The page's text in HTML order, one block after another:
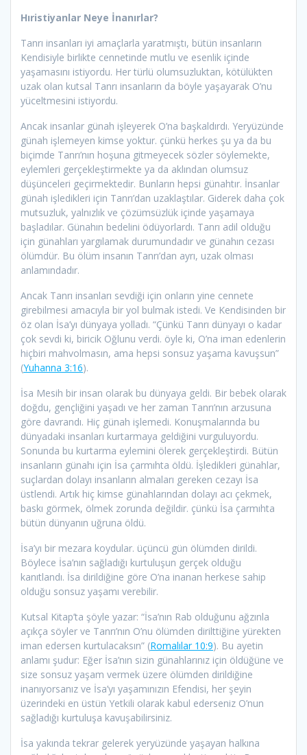
Hıristiyanlar Neye İnanırlar?
Tanrı insanları iyi amaçlarla yaratmıştı, bütün insanların
Kendisiyle birlikte cennetinde mutlu ve esenlik içinde
yaşamasını istiyordu. Her türlü olumsuzluktan, kötülükten
uzak olan kutsal Tanrı insanların da böyle yaşayarak O’nu
yüceltmesini istiyordu.
Ancak insanlar günah işleyerek O’na başkaldırdı. Yeryüzünde
günah işlemeyen kimse yoktur. çünkü herkes şu ya da bu
biçimde Tanrı’nın hoşuna gitmeyecek sözler söylemekte,
eylemleri gerçekleştirmekte ya da aklından olumsuz
düşünceleri geçirmektedir. Bunların hepsi günahtır. İnsanlar
günah işledikleri için Tanrı’dan uzaklaştılar. Giderek daha çok
mutsuzluk, yalnızlık ve çözümsüzlük içinde yaşamaya
başladılar. Günahın bedelini ödüyorlardı. Tanrı adil olduğu
için günahları yargılamak durumundadır ve günahın cezası
ölümdür. Bu ölüm insanın Tanrı’dan ayrı, uzak olması
anlamındadır.
Ancak Tanrı insanları sevdiği için onların yine cennete
girebilmesi amacıyla bir yol bulmak istedi. Ve Kendisinden bir
öz olan İsa’yı dünyaya yolladı. “Çünkü Tanrı dünyayı o kadar
çok sevdi ki, biricik Oğlunu verdi. öyle ki, O’na iman edenlerin
hiçbiri mahvolmasın, ama hepsi sonsuz yaşama kavuşsun”
(Yuhanna 3:16).
İsa Mesih bir insan olarak bu dünyaya geldi. Bir bebek olarak
doğdu, gençliğini yaşadı ve her zaman Tanrı’nın arzusuna
göre davrandı. Hiç günah işlemedi. Konuşmalarında bu
dünyadaki insanları kurtarmaya geldiğini vurguluyordu.
Sonunda bu kurtarma eylemini ölerek gerçekleştirdi. Bütün
insanların günahı için İsa çarmıhta öldü. İşledikleri günahlar,
suçlardan dolayı insanların almaları gereken cezayı İsa
üstlendi. Artık hiç kimse günahlarından dolayı acı çekmek,
baskı görmek, ölmek zorunda değildir. çünkü İsa çarmıhta
bütün dünyanın uğruna öldü.
İsa’yı bir mezara koydular. üçüncü gün ölümden dirildi.
Böylece İsa’nın sağladığı kurtuluşun gerçek olduğu
kanıtlandı. İsa dirildiğine göre O’na inanan herkese sahip
olduğu sonsuz yaşamı verebilir.
Kutsal Kitap’ta şöyle yazar: “İsa’nın Rab olduğunu ağzınla
açıkça söyler ve Tanrı’nın O’nu ölümden dirilttiğine yürekten
iman edersen kurtulacaksın” (Romalılar 10:9). Bu ayetin
anlamı şudur: Eğer İsa’nın sizin günahlarınız için öldüğüne ve
size sonsuz yaşam vermek üzere ölümden dirildiğine
inanıyorsanız ve İsa’yı yaşamınızın Efendisi, her şeyin
üzerindeki en üstün Yetkili olarak kabul ederseniz O’nun
sağladığı kurtuluşa kavuşabilirsiniz.
İsa yakında tekrar gelerek yeryüzünde yaşayan halkına